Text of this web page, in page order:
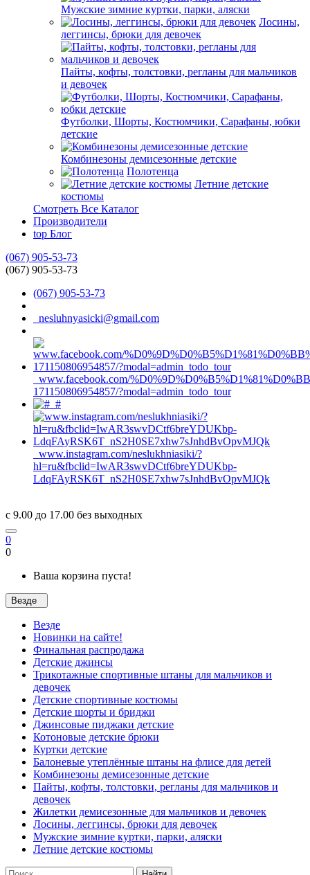
Мужские зимние куртки, парки, аляски
Лосины,
леггинсы, брюки для девочек
Пайты, кофты, толстовки, регланы для мальчиков
и девочек
Футболки, Шорты, Костюмчики, Сарафаны, юбки
детские
Комбинезоны демисезонные детские
Полотенца
Летние детские
костюмы
Смотреть Все Каталог
Производители
top Блог
(067) 905-53-73
(067) 905-53-73
(067) 905-53-73
nesluhnyasicki@gmail.com
www.facebook.com/
171150806954857/?modal=admin_todo_tour
#
www.instagram.com/neslukhniasiki/?
hl=ru&fbclid=IwAR3swvDCtf6breYDUKbp-
LdqFAyRSK6T_nS2H0SE7xhw7sJnhdBvOpvMJQk
c 9.00 до 17.00 без выходных
0
0
Ваша корзина пуста!
Везде
Везде
Новинки на сайте!
Финальная распродажа
Детские джинсы
Трикотажные спортивные штаны для мальчиков и
девочек
Детские спортивные костюмы
Детские шорты и бриджи
Джинсовые пиджаки детские
Котоновые детские брюки
Куртки детские
Балоневые утеплённые штаны на флисе для детей
Комбинезоны демисезонные детские
Пайты, кофты, толстовки, регланы для мальчиков и
девочек
Жилетки демисезонные для мальчиков и девочек
Лосины, леггинсы, брюки для девочек
Мужские зимние куртки, парки, аляски
Летние детские костюмы